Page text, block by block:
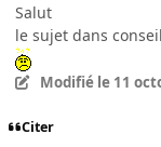
Salut
le sujet dans
Modifié le 11
Citer